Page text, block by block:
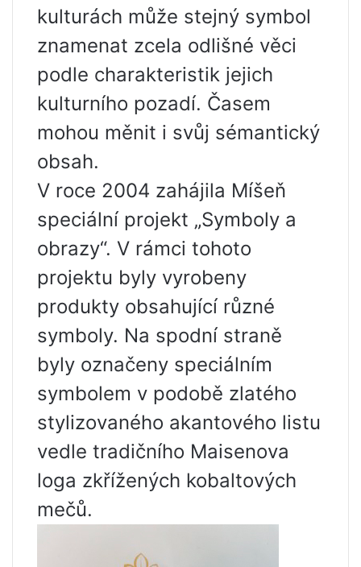
kulturách může stejný symbol
znamenat zcela odlišné věci
podle charakteristik jejich
kulturního pozadí. Časem
mohou měnit i svůj sémantický
obsah.
V roce 2004 zahájila Míšeň
speciální projekt „Symboly a
obrazy“. V rámci tohoto
projektu byly vyrobeny
produkty obsahující různé
symboly. Na spodní straně
byly označeny speciálním
symbolem v podobě zlatého
stylizovaného akantového listu
vedle tradičního Maisenova
loga zkřížených kobaltových
mečů.